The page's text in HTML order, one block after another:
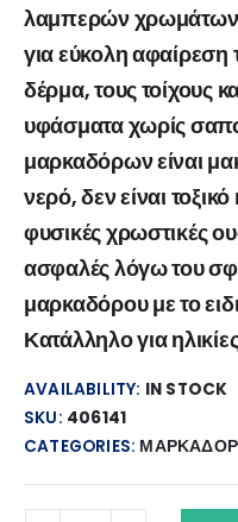
λαμπερών
για εύκολη
δέρμα, τους τοίχους
υφάσματα χωρίς
μαρκαδόρων είναι
νερό, δεν είναι
φυσικές χρωστικές
ασφαλές λόγω του
μαρκαδόρου με το
Κατάλληλο για
AVAILABILITY: IN STOCK
SKU: 406141
CATEGORIES: